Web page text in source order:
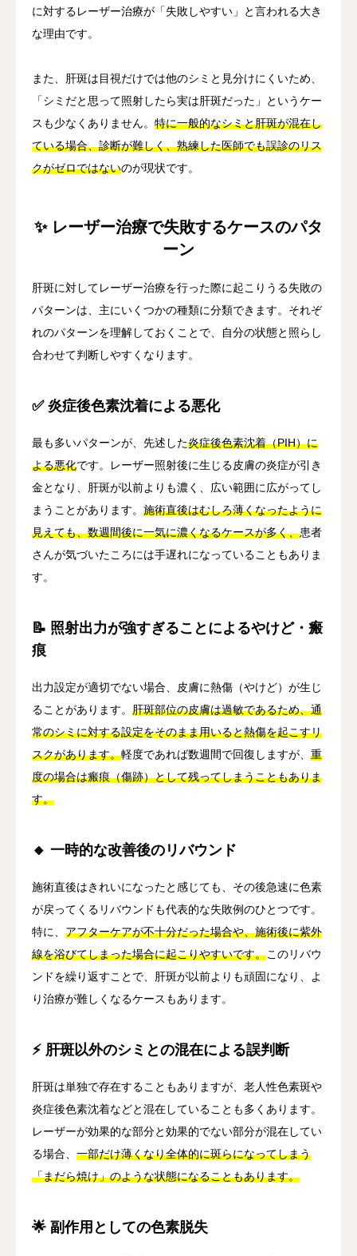
に対するレーザー治療が「失敗しやすい」と言われる大き
な理由です。
また、肝斑は目視だけでは他のシミと見分けにくいため、
「シミだと思って照射したら実は肝斑だった」というケー
スも少なくありません。 特に一般的なシミと肝斑が混在し
ている場合、診断が難しく、熟練した医師でも誤診のリス
クがゼロではないのが現状です。
✨ レーザー治療で失敗するケースのパタ
ーン
肝斑に対してレーザー治療を行った際に起こりうる失敗の
パターンは、主にいくつかの種類に分類できます。それぞ
れのパターンを理解しておくことで、自分の状態と照らし
合わせて判断しやすくなります。
✅ 炎症後色素沈着による悪化
最も多いパターンが、先述した炎症後色素沈着（PIH）に
よる悪化です。レーザー照射後に生じる皮膚の炎症が引き
金となり、肝斑が以前よりも濃く、広い範囲に広がってし
まうことがあります。 施術直後はむしろ薄くなったように
見えても、数週間後に一気に濃くなるケースが多く、患者
さんが気づいたころには手遅れになっていることもありま
す。
📝 照射出力が強すぎることによるやけど・瘢
痕
出力設定が適切でない場合、皮膚に熱傷（やけど）が生じ
ることがあります。 肝斑部位の皮膚は過敏であるため、通
常のシミに対する設定をそのまま用いると熱傷を起こすリ
スクがあります。軽度であれば数週間で回復しますが、 重
度の場合は瘢痕（傷跡）として残ってしまうこともありま
す。
🔸 一時的な改善後のリバウンド
施術直後はきれいになったと感じても、その後急速に色素
が戻ってくるリバウンドも代表的な失敗例のひとつです。
特に、 アフターケアが不十分だった場合や、施術後に紫外
線を浴びてしまった場合に起こりやすいです。このリバウ
ンドを繰り返すことで、肝斑が以前よりも頑固になり、よ
り治療が難しくなるケースもあります。
⚡ 肝斑以外のシミとの混在による誤判断
肝斑は単独で存在することもありますが、老人性色素斑や
炎症後色素沈着などと混在していることも多くあります。
レーザーが効果的な部分と効果的でない部分が混在してい
る場合、 一部だけ薄くなり全体的に斑らになってしまう
「まだら焼け」のような状態になることもあります。
🌟 副作用としての色素脱失